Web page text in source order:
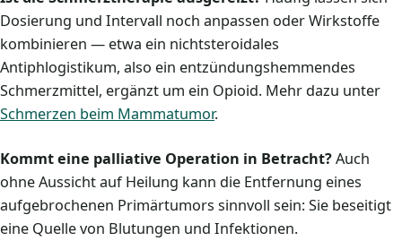
Dosierung und Intervall noch anpassen oder Wirkstoffe
kombinieren — etwa ein nichtsteroidales
Antiphlogistikum, also ein entzündungshemmendes
Schmerzmittel, ergänzt um ein Opioid. Mehr dazu unter
Schmerzen beim Mammatumor.
Kommt eine palliative Operation in Betracht?Auch
ohne Aussicht auf Heilung kann die Entfernung eines
aufgebrochenen Primärtumors sinnvoll sein: Sie beseitigt
eine Quelle von Blutungen und Infektionen.